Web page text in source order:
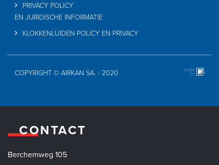
PRIVACY POLICY
EN JURIDISCHE INFORMATIE
KLOKKENLUIDEN POLICY EN PRIVACY
COPYRIGHT © AIRKAN SA. - 2020
CONTACT
Berchemweg 105